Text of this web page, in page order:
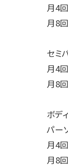
月4回(60
月8回(60
セミパー
月4回(30
月8回(30
ボディデ
パーソナ
月4回(30
月8回(30